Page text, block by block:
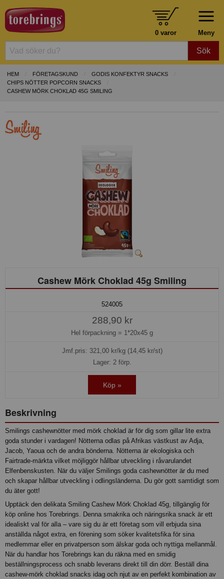
Meny
0 varor
Sök
HEM FÖRETAGSKUND
GODIS KONFEKTYR SNACKS
CHIPS NÖTTER POPCORN SNACKS
CASHEW MÖRK CHOKLAD 45G SMILING
Cashew Mörk Choklad 45g Smiling
524005
288,90 kr
Hel förpackning = 1*20x45 g
Jmf.pris: 321,00kr/kg (14,45 kr/st)
Lager: 2 förp.
Köp »
Beskrivning
Smilings cashewnötter med mörk choklad är för dig som gillar lite extra
goda stunder i vardagen! Nötterna odlas på Afrikas västkust av Adja,
Jacob, Yaoua och de andra bönderna. Nötterna är ekologiska och
Fairtrade-märkta vilket möjliggör hållbar utveckling i råvarulandet
Elfenbenskusten. När du väljer Smilings goda cashewnötter är du med
och skapar hållbar utveckling i odlingsländerna. Du gör gott samtidigt som
du äter gott!
Upptäck den delikata Smiling Cashew Mörk Choklad 45g, tillgänglig för
köp online hos Torebrings. Denna smakrika och näringsrika snack är ett
idealiskt val för alla – vare sig du är ett företag som vill erbjuda sina
anställda något extra, en förening som söker kvalitetsfika för sina
medlemmar eller en privatperson som älskar goda och nyttiga mellanmål.
När du handlar hos Torebrings kan du räkna med en smidig
beställningsprocess och snabb leverans direkt till din dörr. Beställ dina
cashew-mörk choklad snacks idag och njut av en perfekt kombination av